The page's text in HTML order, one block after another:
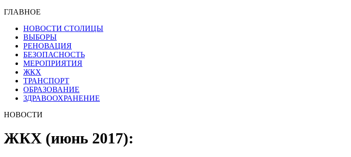
ГЛАВНОЕ
НОВОСТИ СТОЛИЦЫ
ВЫБОРЫ
РЕНОВАЦИЯ
БЕЗОПАСНОСТЬ
МЕРОПРИЯТИЯ
ЖКХ
ТРАНСПОРТ
ОБРАЗОВАНИЕ
ЗДРАВООХРАНЕНИЕ
НОВОСТИ
ЖКХ (июнь 2017):